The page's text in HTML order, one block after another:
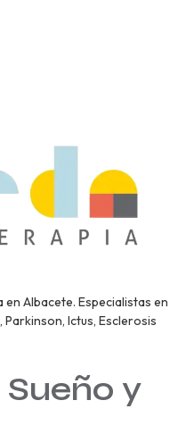
Albacete. Especialistas en
Ictus, Esclerosis
y